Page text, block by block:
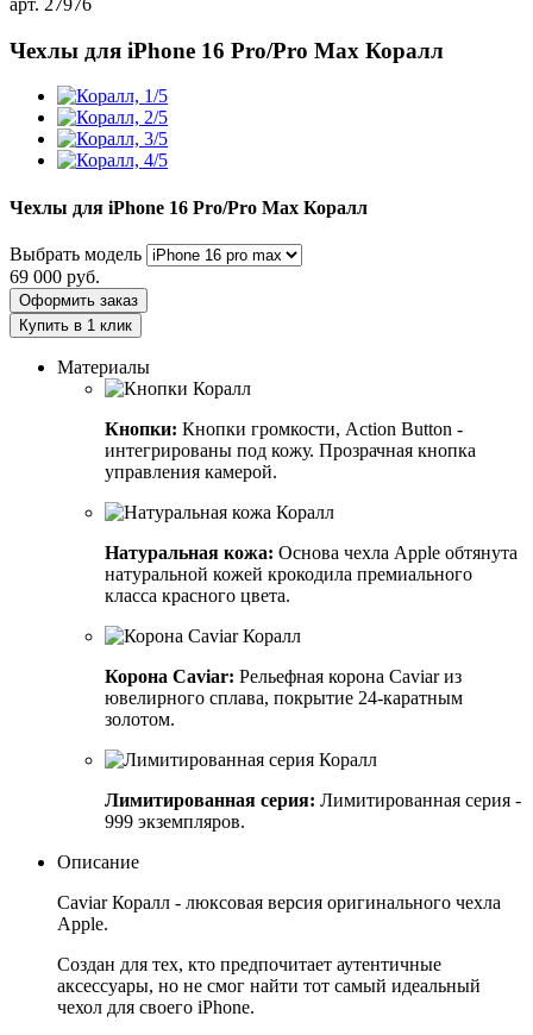
Чехлы для iPhone 16 Pro/Pro Max Коралл
Чехлы для iPhone 16 Pro/Pro Max Коралл
Выбрать модель
69 000 руб.
Оформить заказ
Купить в 1 клик
Материалы
Кнопки: Кнопки громкости, Action Button -
интегрированы под кожу. Прозрачная кнопка
управления камерой.
Натуральная кожа: Основа чехла Apple обтянута
натуральной кожей крокодила премиального
класса красного цвета.
Корона Caviar: Рельефная корона Caviar из
ювелирного сплава, покрытие 24-каратным
золотом.
Лимитированная серия: Лимитированная серия -
999 экземпляров.
Описание
Caviar Коралл - люксовая версия оригинального чехла
Apple.
Создан для тех, кто предпочитает аутентичные
аксессуары, но не смог найти тот самый идеальный
чехол для своего iPhone.